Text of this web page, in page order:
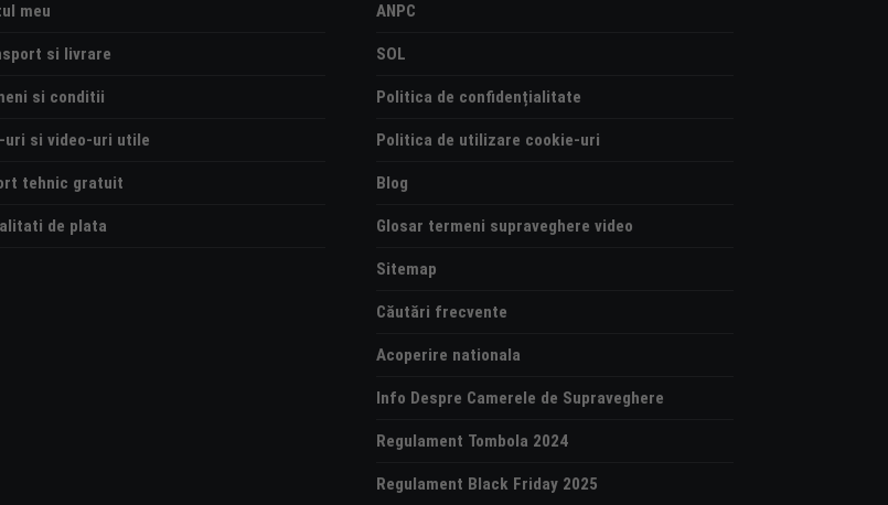
meu
si livrare
si conditii
uri si video-uri utile
tehnic gratuit
de plata
ANPC
SOL
Politica de confidențialitate
Politica de utilizare cookie-uri
Blog
Glosar termeni supraveghere video
Sitemap
Căutări frecvente
Acoperire nationala
Info Despre Camerele de Supraveghere
Regulament Tombola 2024
Regulament Black Friday 2025